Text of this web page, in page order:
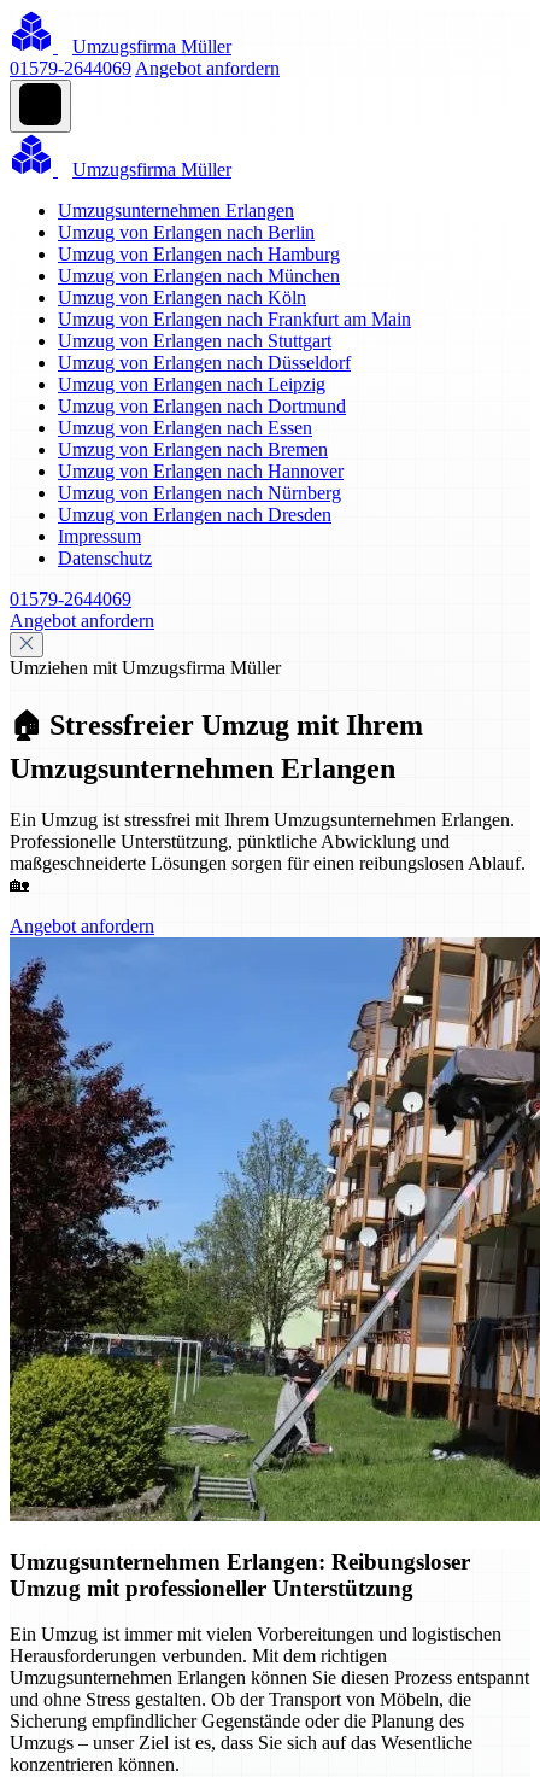
Umzugsfirma Müller
01579-2644069 Angebot anfordern
Umzugsfirma Müller
Umzugsunternehmen Erlangen
Umzug von Erlangen nach Berlin
Umzug von Erlangen nach Hamburg
Umzug von Erlangen nach München
Umzug von Erlangen nach Köln
Umzug von Erlangen nach Frankfurt am Main
Umzug von Erlangen nach Stuttgart
Umzug von Erlangen nach Düsseldorf
Umzug von Erlangen nach Leipzig
Umzug von Erlangen nach Dortmund
Umzug von Erlangen nach Essen
Umzug von Erlangen nach Bremen
Umzug von Erlangen nach Hannover
Umzug von Erlangen nach Nürnberg
Umzug von Erlangen nach Dresden
Impressum
Datenschutz
01579-2644069
Angebot anfordern
Umziehen mit Umzugsfirma Müller
🏠 Stressfreier Umzug mit Ihrem
Umzugsunternehmen Erlangen
Ein Umzug ist stressfrei mit Ihrem Umzugsunternehmen Erlangen.
Professionelle Unterstützung, pünktliche Abwicklung und
maßgeschneiderte Lösungen sorgen für einen reibungslosen Ablauf.
🏡
Angebot anfordern
Umzugsunternehmen Erlangen: Reibungsloser
Umzug mit professioneller Unterstützung
Ein Umzug ist immer mit vielen Vorbereitungen und logistischen
Herausforderungen verbunden. Mit dem richtigen
Umzugsunternehmen Erlangen können Sie diesen Prozess entspannt
und ohne Stress gestalten. Ob der Transport von Möbeln, die
Sicherung empfindlicher Gegenstände oder die Planung des
Umzugs – unser Ziel ist es, dass Sie sich auf das Wesentliche
konzentrieren können.